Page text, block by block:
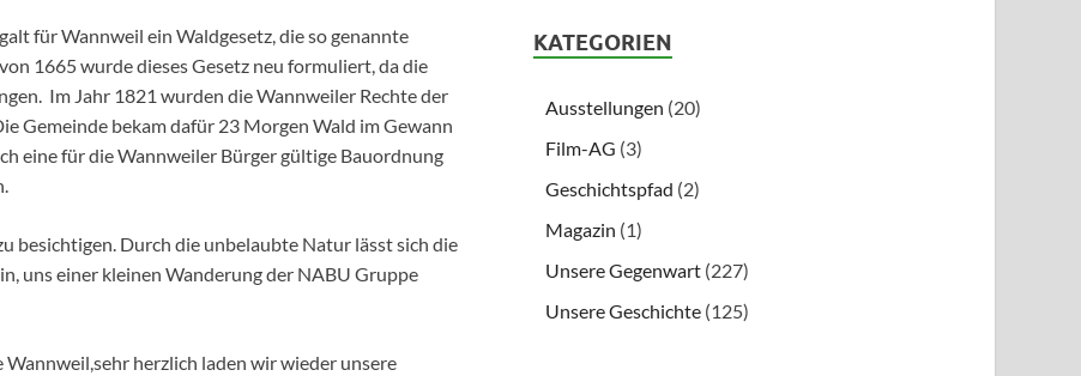
für Wannweil ein Waldgesetz, die so genannte
1665 wurde dieses Gesetz neu formuliert, da die
Im Jahr 1821 wurden die Wannweiler Rechte der
Gemeinde bekam dafür 23 Morgen Wald im Gewann
eine für die Wannweiler Bürger gültige Bauordnung
besichtigen. Durch die unbelaubte Natur lässt sich die
uns einer kleinen Wanderung der NABU Gruppe
herzlich laden wir wieder unsere
KATEGORIEN
Ausstellungen (20)
Film-AG (3)
Geschichtspfad (2)
Magazin (1)
Unsere Gegenwart (227)
Unsere Geschichte (125)